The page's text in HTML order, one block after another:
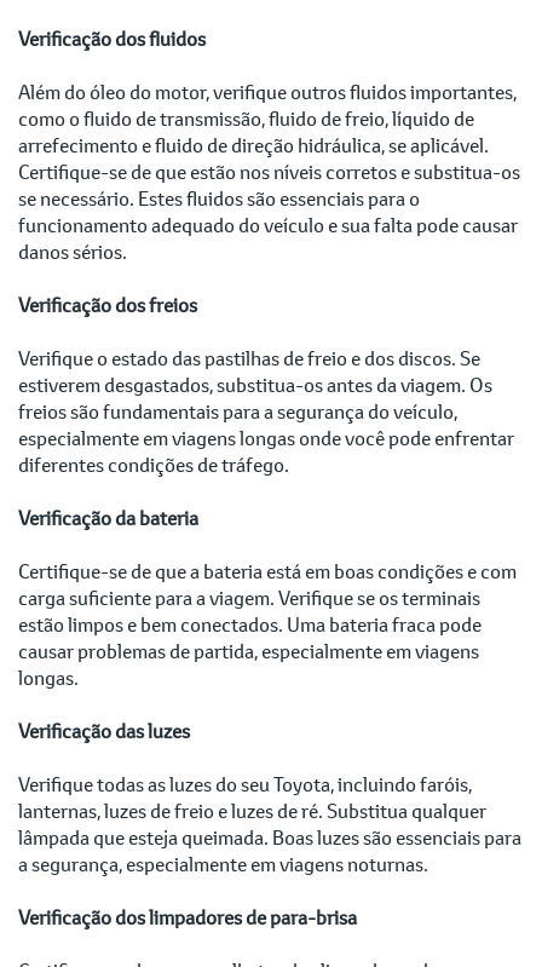
Verificação dos fluidos
Além do óleo do motor, verifique outros fluidos importantes,
como o fluido de transmissão, fluido de freio, líquido de
arrefecimento e fluido de direção hidráulica, se aplicável.
Certifique-se de que estão nos níveis corretos e substitua-os
se necessário. Estes fluidos são essenciais para o
funcionamento adequado do veículo e sua falta pode causar
danos sérios.
Verificação dos freios
Verifique o estado das pastilhas de freio e dos discos. Se
estiverem desgastados, substitua-os antes da viagem. Os
freios são fundamentais para a segurança do veículo,
especialmente em viagens longas onde você pode enfrentar
diferentes condições de tráfego.
Verificação da bateria
Certifique-se de que a bateria está em boas condições e com
carga suficiente para a viagem. Verifique se os terminais
estão limpos e bem conectados. Uma bateria fraca pode
causar problemas de partida, especialmente em viagens
longas.
Verificação das luzes
Verifique todas as luzes do seu Toyota, incluindo faróis,
lanternas, luzes de freio e luzes de ré. Substitua qualquer
lâmpada que esteja queimada. Boas luzes são essenciais para
a segurança, especialmente em viagens noturnas.
Verificação dos limpadores de para-brisa